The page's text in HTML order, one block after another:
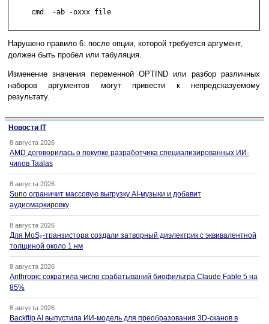
     cmd  -ab -oxxx file
Нарушено правило 6: после опции, которой требуется аргумент,
должен быть пробел или табуляция.
Изменение значения переменной OPTIND или разбор различных
наборов аргументов могут привести к непредсказуемому
результату.
Новости IT
8 августа 2026
AMD договорилась о покупке разработчика специализированных ИИ-
чипов Taalas
8 августа 2026
Suno ограничит массовую выгрузку AI-музыки и добавит
аудиомаркировку
8 августа 2026
Для MoS₂-транзистора создали затворный диэлектрик с эквивалентной
толщиной около 1 нм
8 августа 2026
Anthropic сократила число срабатываний биофильтра Claude Fable 5 на
85%
8 августа 2026
Backflip AI выпустила ИИ-модель для преобразования 3D-сканов в